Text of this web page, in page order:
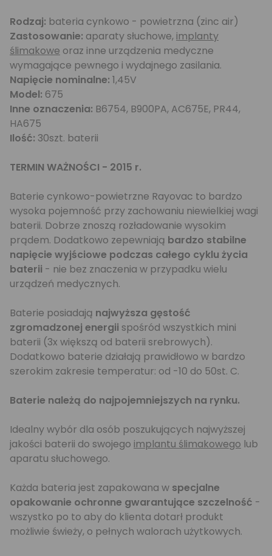
Rodzaj: bateria cynkowo - powietrzna (zinc air)
Zastosowanie: aparaty słuchowe, implanty
ślimakowe oraz inne urządzenia medyczne
wymagające pewnego i wydajnego zasilania.
Napięcie nominalne: 1,45V
Model: 675
Inne oznaczenia: B6754, B900PA, AC675E, PR44,
HA675
Ilość: 30szt. baterii
TERMIN WAŻNOŚCI - 2015 r.
Baterie cynkowo-powietrzne Rayovac to bardzo
wysoka pojemność przy zachowaniu niewielkiej wagi
baterii. Dobrze znoszą rozładowanie wysokim
prądem. Dodatkowo zepewniają bardzo stabilne
napięcie wyjściowe podczas całego cyklu życia
baterii - nie bez znaczenia w przypadku wielu
urządzeń medycznych.
Baterie posiadają najwyższa gęstość
zgromadzonej energii spośród wszystkich mini
baterii (3x większą od baterii srebrowych).
Dodatkowo baterie działają prawidłowo w bardzo
szerokim zakresie temperatur: od -10 do 50st. C.
Baterie należą do najpojemniejszych na rynku.
Idealny wybór dla osób poszukujących najwyższej
jakości baterii do swojego implantu ślimakowego lub
aparatu słuchowego.
Każda bateria jest zapakowana w specjalne
opakowanie ochronne gwarantujące szczelność -
wszystko po to aby do klienta dotarł produkt
możliwie świeży, o pełnych walorach użytkowych.